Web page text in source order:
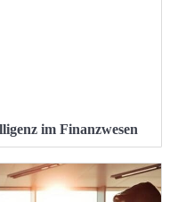
im Finanzwesen